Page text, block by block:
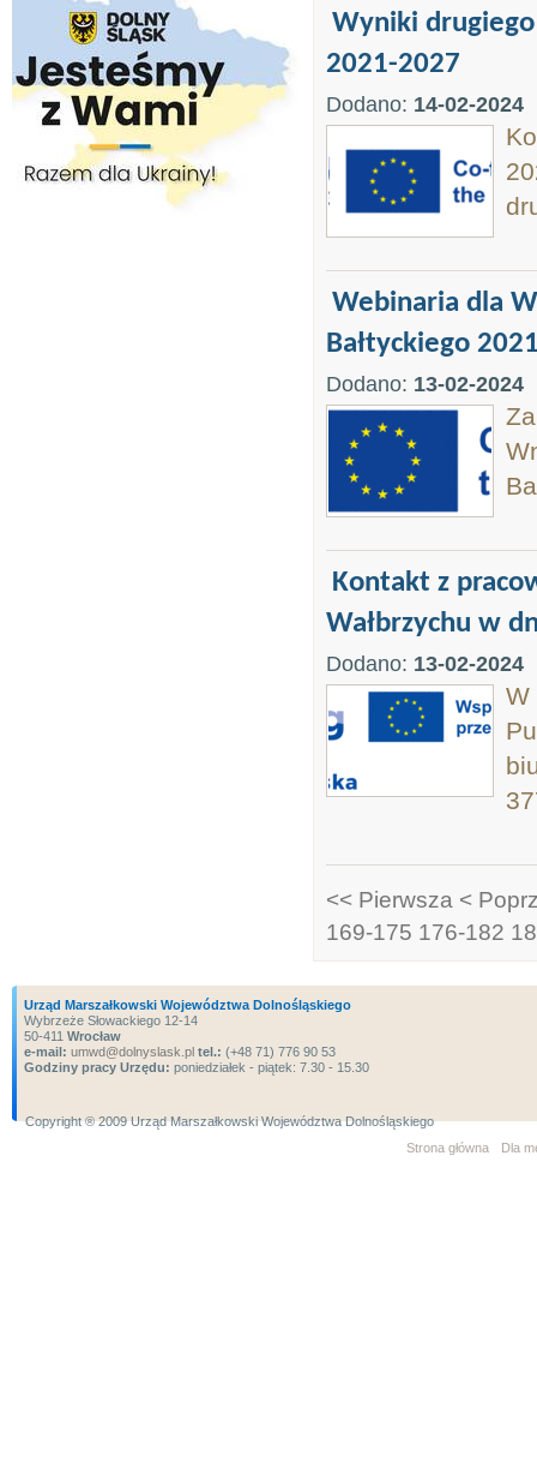
Wyniki
2021-2027
Dodano: 14-02-2024
Webinaria dla
Bałtyckiego
Dodano: 13-02-2024
Kontakt z
Wałbrzychu w
Dodano: 13-02-2024
W
<< Pierwsza <
169-175 176-182
Urząd Marszałkowski Województwa Dolnośląskiego
Wybrzeże Słowackiego 12-14
50-411 Wrocław
e-mail: umwd@dolnyslask.pl tel.: (+48 71) 776 90 53
Godziny pracy Urzędu: poniedziałek - piątek: 7.30 - 15.30
Copyright ® 2009 Urząd Marszałkowski Województwa Dolnośląskiego
Strona główna
Dla